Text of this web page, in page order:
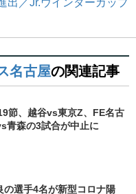
名古屋の関連記事
節、越谷vs東京Z、FE名古
青森の3試合が中止に
の選手4名が新型コロナ陽